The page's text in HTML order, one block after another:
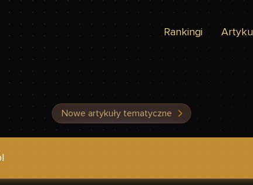
Rankingi
Nowe artykuły tematyczne
czy Twoja strona jest szybka